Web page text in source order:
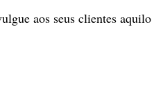
aos seus clientes